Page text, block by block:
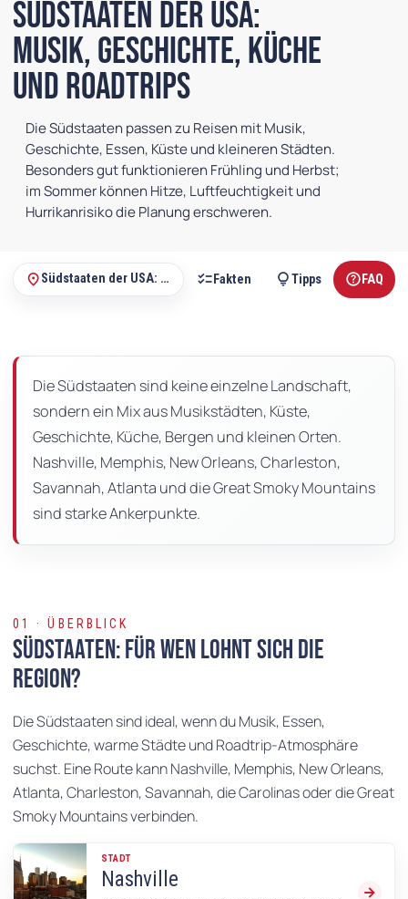
Südstaaten der USA:
Musik, Geschichte, Küche
und Roadtrips
Die Südstaaten passen zu Reisen mit Musik,
Geschichte, Essen, Küste und kleineren Städten.
Besonders gut funktionieren Frühling und Herbst;
im Sommer können Hitze, Luftfeuchtigkeit und
Hurrikanrisiko die Planung erschweren.
dieser
Seite
place Südstaaten der USA: Musik, Geschichte, Küche und Roadtrips
exploreÜberblick checklist Fakten lightbulbTipps help FAQ
Die Südstaaten sind keine einzelne Landschaft,
sondern ein Mix aus Musikstädten, Küste,
Geschichte, Küche, Bergen und kleinen Orten.
Nashville, Memphis, New Orleans, Charleston,
Savannah, Atlanta und die Great Smoky Mountains
sind starke Ankerpunkte.
01 · ÜBERBLICK
Südstaaten: Für wen lohnt sich die
Region?
Die Südstaaten sind ideal, wenn du Musik, Essen,
Geschichte, warme Städte und Roadtrip-Atmosphäre
suchst. Eine Route kann Nashville, Memphis, New Orleans,
Atlanta, Charleston, Savannah, die Carolinas oder die Great
Smoky Mountains verbinden.
STADT
Nashville